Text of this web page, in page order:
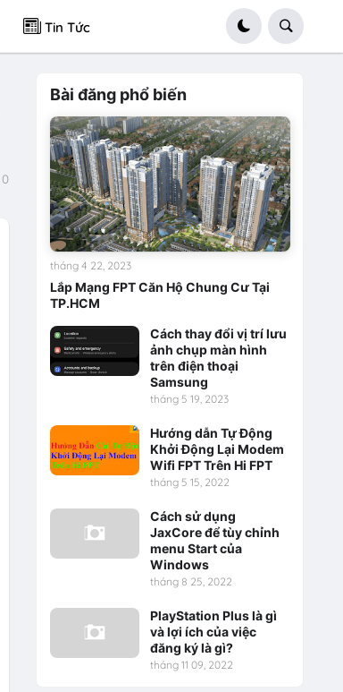
Tin Tức
0
Bài đăng phổ biến
Lắp Mạng FPT Căn Hộ Chung Cư Tại
TP.HCM
tháng 4 22, 2023
Cách thay đổi vị trí lưu
ảnh chụp màn hình
trên điện thoại
Samsung
tháng 5 19, 2023
Hướng dẫn Tự Động
Khởi Động Lại Modem
Wifi FPT Trên Hi FPT
tháng 5 15, 2022
Cách sử dụng
JaxCore để tùy chỉnh
menu Start của
Windows
tháng 8 25, 2022
PlayStation Plus là gì
và lợi ích của việc
đăng ký là gì?
tháng 11 09, 2022